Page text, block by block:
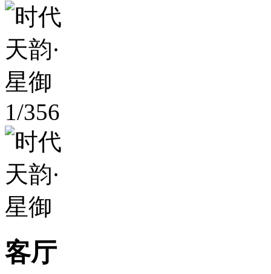
1/356
客厅